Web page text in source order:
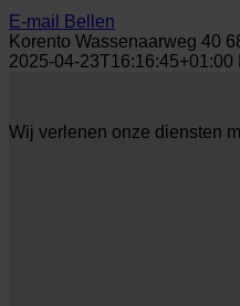
E-mail
Bellen
Korento Wassenaarweg 40
2025-04-23T16:16:45+01:00
Wij verlenen onze diensten